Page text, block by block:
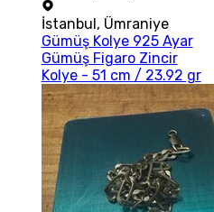
İstanbul , Ümraniye
Gümüş Kolye 925 Ayar
Gümüş Figaro Zincir
Kolye - 51 cm / 23.92 gr